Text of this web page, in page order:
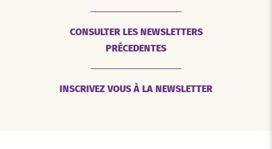
CONSULTER LES NEWSLETTERS
PRÉCEDENTES
INSCRIVEZ VOUS À LA NEWSLETTER